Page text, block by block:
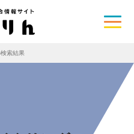
索結果